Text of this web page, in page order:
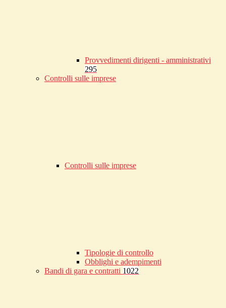
Provvedimenti dirigenti - amministrativi
295
Controlli sulle imprese
Controlli sulle imprese
Tipologie di controllo
Obblighi e adempimenti
Bandi di gara e contratti 1022